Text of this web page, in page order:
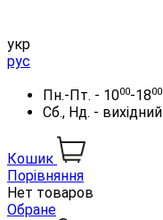
укр
рус
Пн.-Пт. - 1000-1800
Сб., Нд. - вихідний
Кошик
Порівняння
Нет товаров
Обране